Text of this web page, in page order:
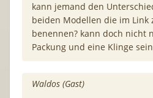
kann jemand den
beiden Modellen die im Link
benennen? kann doch nicht
Packung und eine Klinge
Waldos (Gast)